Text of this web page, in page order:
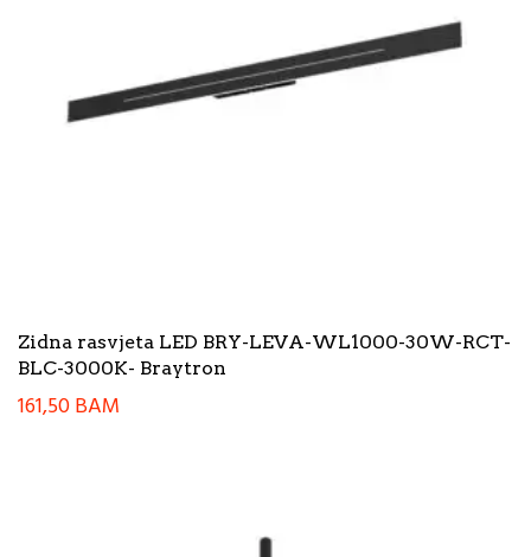
Zidna rasvjeta LED BRY-LEVA-WL1000-30W-RCT-
BLC-3000K- Braytron
161,50BAM